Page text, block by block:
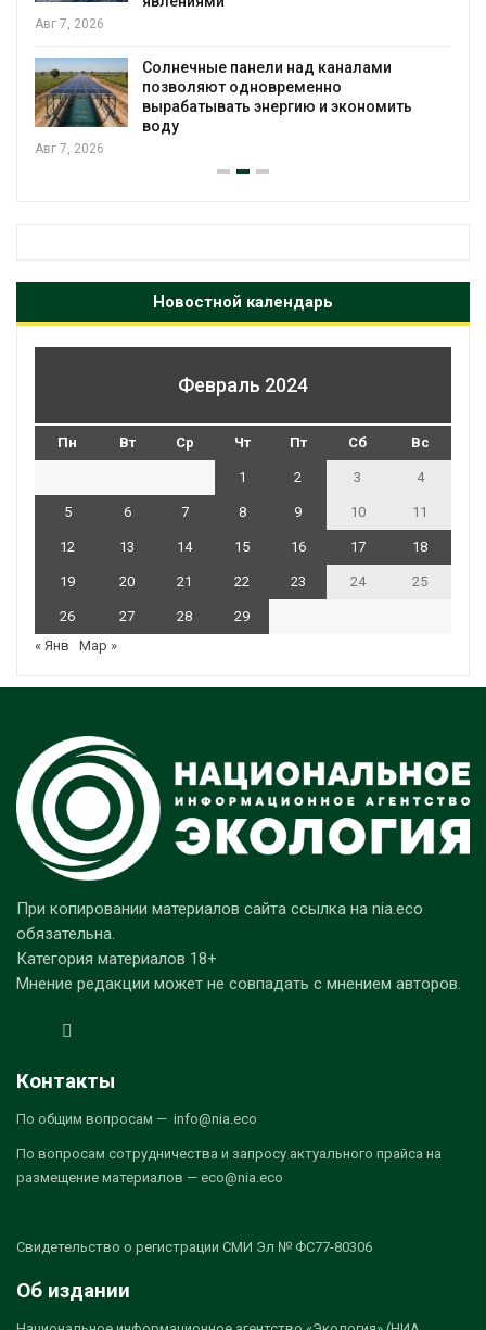
Авг 7, 2026
Солнечные панели над каналами
позволяют одновременно
вырабатывать энергию и экономить
воду
Авг 7, 2026
Новостной календарь
Февраль 2024
Пн Вт Ср Чт Пт Сб Вс
1 2 3 4
5 6 7 8 9 10 11
12 13 14 15 16 17 18
19 20 21 22 23 24 25
26 27 28
29
« Янв
Мар »
При копировании материалов сайта ссылка на nia.eco
обязательна.
Категория материалов 18+
Мнение редакции может не совпадать с мнением авторов.
Контакты
По общим вопросам — info@nia.eco
По вопросам сотрудничества и запросу актуального прайса на
размещение материалов — eco@nia.eco
Свидетельство о регистрации СМИ Эл № ФС77-80306
Об издании